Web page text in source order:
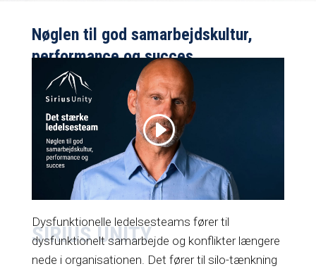
SIRIUS UNITY
Nøglen til god samarbejdskultur,
performance og succes
Ledelseskultur og samarbejde i ledelsesteams
har væsentlig betydning for hele organisationen.
Hvis ledelsesteamets interne relationer ikke er
stærke, og loyaliteten ikke er cementeret, kan det
skabe et dårligt samarbejdsgrundlag for hele
organisationen.
Dysfunktionelle ledelsesteams fører til
dysfunktionelt samarbejde og konflikter længere
nede i organisationen. Det fører til silo-tænkning